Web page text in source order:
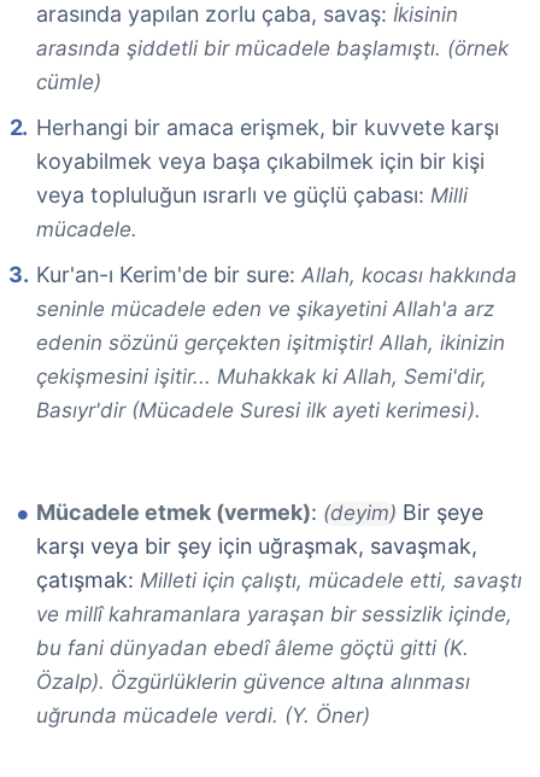
arasında yapılan zorlu çaba, savaş: İkisinin
arasında şiddetli bir mücadele başlamıştı. (örnek
cümle)
Herhangi bir amaca erişmek, bir kuvvete karşı
koyabilmek veya başa çıkabilmek için bir kişi
veya topluluğun ısrarlı ve güçlü çabası: Milli
mücadele.
Kur'an-ı Kerim'de bir sure: Allah, kocası hakkında
seninle mücadele eden ve şikayetini Allah'a arz
edenin sözünü gerçekten işitmiştir! Allah, ikinizin
çekişmesini işitir... Muhakkak ki Allah, Semi'dir,
Basıyr'dir (Mücadele Suresi ilk ayeti kerimesi).
Mücadele etmek (vermek): (deyim) Bir şeye
karşı veya bir şey için uğraşmak, savaşmak,
çatışmak: Milleti için çalıştı, mücadele etti, savaştı
ve millî kahramanlara yaraşan bir sessizlik içinde,
bu fani dünyadan ebedî âleme göçtü gitti (K.
Özalp). Özgürlüklerin güvence altına alınması
uğrunda mücadele verdi. (Y. Öner)